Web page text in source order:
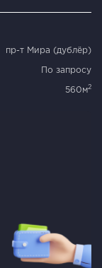
пр-т Мира (дублёр)
По запросу
560м2